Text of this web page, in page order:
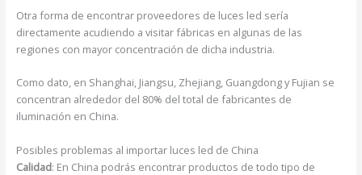
Otra forma de encontrar proveedores de luces led sería
directamente acudiendo a visitar fábricas en algunas de las
regiones con mayor concentración de dicha industria.
Como dato, en Shanghai, Jiangsu, Zhejiang, Guangdong y Fujian se
concentran alrededor del 80% del total de fabricantes de
iluminación en China.
Posibles problemas al importar luces led de China
Calidad: En China podrás encontrar productos de todo tipo de